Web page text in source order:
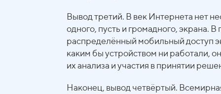
Вывод третий. В век Интернета нет
одного, пусть и громадного, экрана.
распределённый мобильный доступ
каким бы устройством ни работали,
их анализа и участия в принятии
Наконец, вывод четвёртый.